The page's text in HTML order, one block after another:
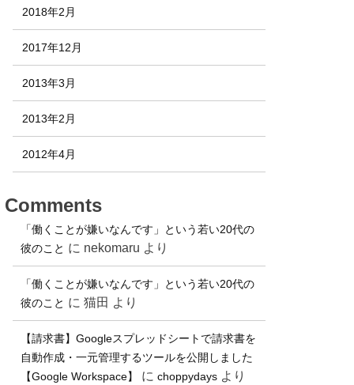
2018年2月
2017年12月
2013年3月
2013年2月
2012年4月
Comments
「働くことが嫌いなんです」という若い20代の
彼のこと に nekomaru より
「働くことが嫌いなんです」という若い20代の
彼のこと に 猫田 より
【請求書】Googleスプレッドシートで請求書を
自動作成・一元管理するツールを公開しました
【Google Workspace】
に choppydays より